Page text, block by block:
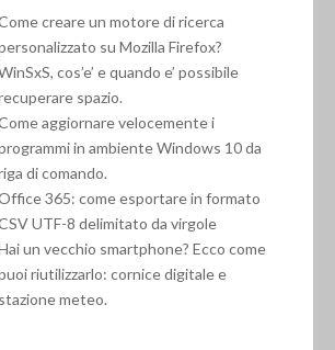
creare un motore di ricerca
su Mozilla Firefox?
cos’e’ e quando e’ possibile
spazio.
aggiornare velocemente i
in ambiente Windows 10 da
di comando.
365: come esportare in formato
UTF-8 delimitato da virgole
un vecchio smartphone? Ecco come
riutilizzarlo: cornice digitale e
stazione meteo.